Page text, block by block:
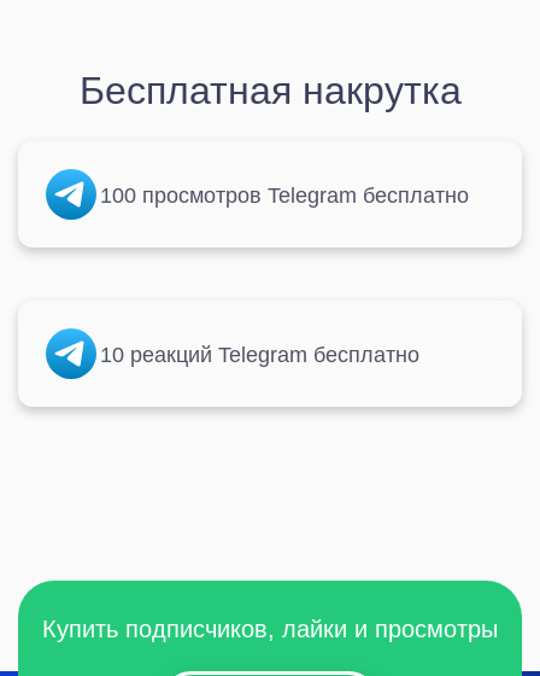
Бесплатная накрутка
100 просмотров Telegram бесплатно
10 реакций Telegram бесплатно
Купить подписчиков, лайки и просмотры